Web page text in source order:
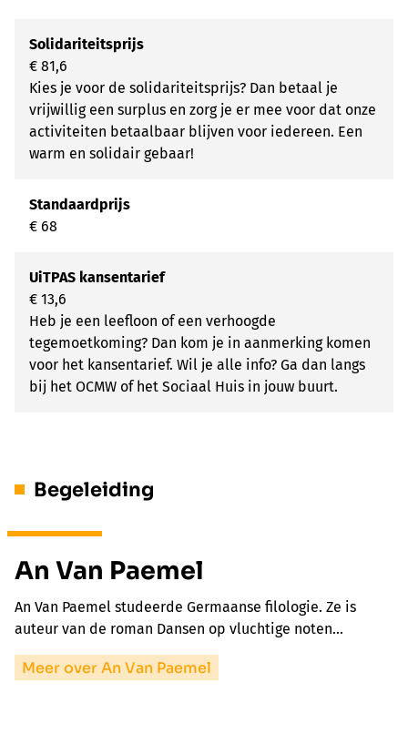
Solidariteitsprijs
€ 81,6
Kies je voor de solidariteitsprijs? Dan betaal je
vrijwillig een surplus en zorg je er mee voor dat onze
activiteiten betaalbaar blijven voor iedereen. Een
warm en solidair gebaar!
Standaardprijs
€ 68
UiTPAS kansentarief
€ 13,6
Heb je een leefloon of een verhoogde
tegemoetkoming? Dan kom je in aanmerking komen
voor het kansentarief. Wil je alle info? Ga dan langs
bij het OCMW of het Sociaal Huis in jouw buurt.
Begeleiding
An Van Paemel
An Van Paemel studeerde Germaanse filologie. Ze is
auteur van de roman Dansen op vluchtige noten…
Meer over An Van Paemel